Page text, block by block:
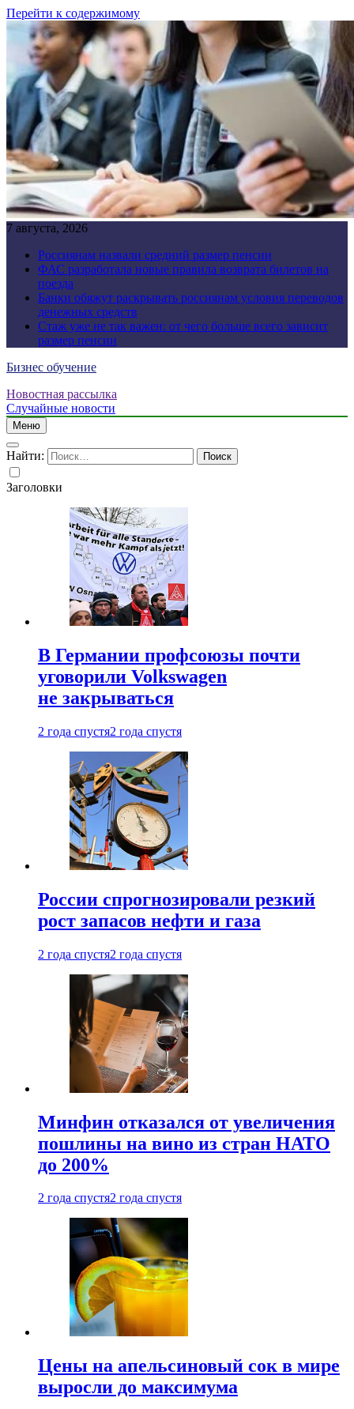
Перейти к содержимому
7 августа, 2026
Россиянам назвали средний размер пенсии
ФАС разработала новые правила возврата билетов на
поезда
Банки обяжут раскрывать россиянам условия переводов
денежных средств
Стаж уже не так важен: от чего больше всего зависит
размер пенсии
Бизнес обучение
Новостная рассылка
Случайные новости
Меню
Найти:
Заголовки
В Германии профсоюзы почти
уговорили Volkswagen
не закрываться
2 года спустя2 года спустя
России спрогнозировали резкий
рост запасов нефти и газа
2 года спустя2 года спустя
Минфин отказался от увеличения
пошлины на вино из стран НАТО
до 200%
2 года спустя2 года спустя
Цены на апельсиновый сок в мире
выросли до максимума